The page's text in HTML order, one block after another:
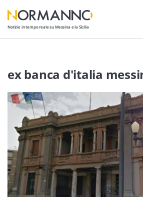
Notizie in tempo reale su Messina e la Sicilia
Attualità
Politica
Cultura
Lavoro
Società
Economia
ex banca d'italia